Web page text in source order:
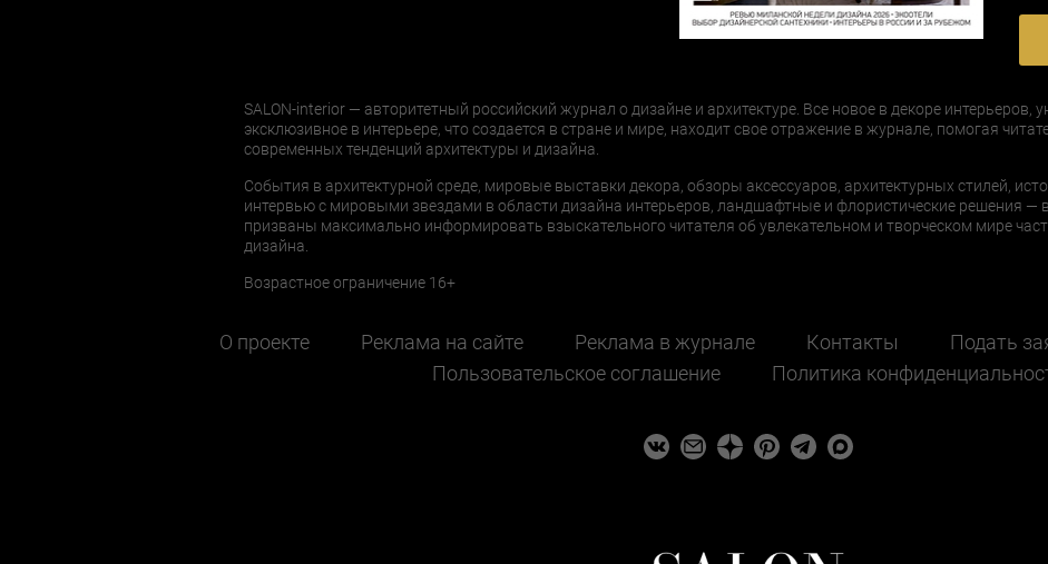
SALON-interior — авторитетный российский журнал о дизайне и архитектуре. Все новое в декоре интерьеров,
эксклюзивное в интерьере, что создается в стране и мире, находит свое отражение в журнале, помогая
современных тенденций архитектуры и дизайна.
События в архитектурной среде, мировые выставки декора, обзоры аксессуаров, архитектурных стилей,
интервью с мировыми звездами в области дизайна интерьеров, ландшафтные и флористические решения —
призваны максимально информировать взыскательного читателя об увлекательном и творческом мире
дизайна.
Возрастное ограничение 16+
О проекте Реклама на сайте Реклама в журнале Контакты
Подать
Пользовательское соглашение
Политика